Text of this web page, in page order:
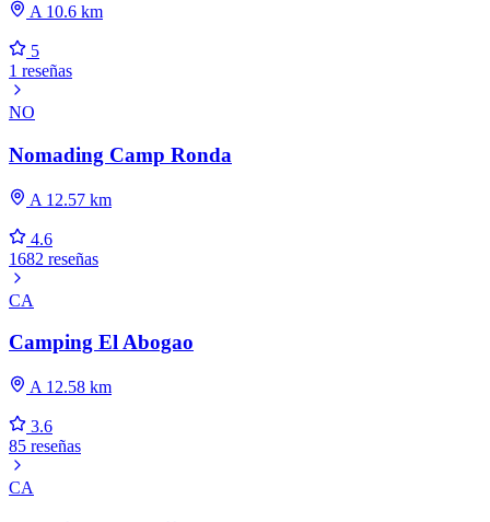
A 10.6 km
5
1 reseñas
NO
Nomading Camp Ronda
A 12.57 km
4.6
1682 reseñas
CA
Camping El Abogao
A 12.58 km
3.6
85 reseñas
CA